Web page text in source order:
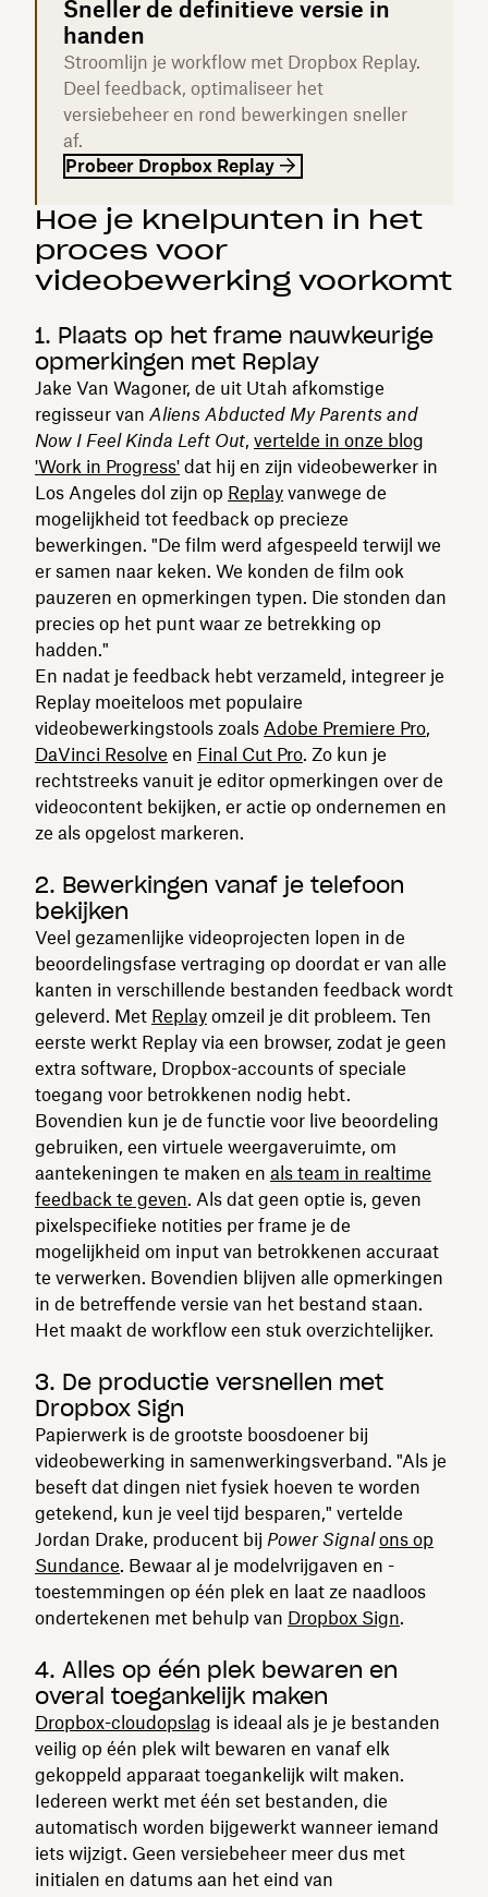
Sneller de definitieve versie in
handen
Stroomlijn je workflow met Dropbox Replay.
Deel feedback, optimaliseer het
versiebeheer en rond bewerkingen sneller
af.
Probeer Dropbox Replay
Hoe je knelpunten in het
proces voor
videobewerking voorkomt
1. Plaats op het frame nauwkeurige
opmerkingen met Replay
Jake Van Wagoner, de uit Utah afkomstige
regisseur van Aliens Abducted My Parents and
Now I Feel Kinda Left Out, vertelde in onze blog
'Work in Progress' dat hij en zijn videobewerker in
Los Angeles dol zijn op Replay vanwege de
mogelijkheid tot feedback op precieze
bewerkingen. "De film werd afgespeeld terwijl we
er samen naar keken. We konden de film ook
pauzeren en opmerkingen typen. Die stonden dan
precies op het punt waar ze betrekking op
hadden."
En nadat je feedback hebt verzameld, integreer je
Replay moeiteloos met populaire
videobewerkingstools zoals Adobe Premiere Pro,
DaVinci Resolve en Final Cut Pro. Zo kun je
rechtstreeks vanuit je editor opmerkingen over de
videocontent bekijken, er actie op ondernemen en
ze als opgelost markeren.
2. Bewerkingen vanaf je telefoon
bekijken
Veel gezamenlijke videoprojecten lopen in de
beoordelingsfase vertraging op doordat er van alle
kanten in verschillende bestanden feedback wordt
geleverd. Met Replay omzeil je dit probleem. Ten
eerste werkt Replay via een browser, zodat je geen
extra software, Dropbox-accounts of speciale
toegang voor betrokkenen nodig hebt.
Bovendien kun je de functie voor live beoordeling
gebruiken, een virtuele weergaveruimte, om
aantekeningen te maken en als team in realtime
feedback te geven. Als dat geen optie is, geven
pixelspecifieke notities per frame je de
mogelijkheid om input van betrokkenen accuraat
te verwerken. Bovendien blijven alle opmerkingen
in de betreffende versie van het bestand staan.
Het maakt de workflow een stuk overzichtelijker.
3. De productie versnellen met
Dropbox Sign
Papierwerk is de grootste boosdoener bij
videobewerking in samenwerkingsverband. "Als je
beseft dat dingen niet fysiek hoeven te worden
getekend, kun je veel tijd besparen," vertelde
Jordan Drake, producent bij Power Signal ons op
Sundance. Bewaar al je modelvrijgaven en -
toestemmingen op één plek en laat ze naadloos
ondertekenen met behulp van Dropbox Sign.
4. Alles op één plek bewaren en
overal toegankelijk maken
Dropbox-cloudopslag is ideaal als je je bestanden
veilig op één plek wilt bewaren en vanaf elk
gekoppeld apparaat toegankelijk wilt maken.
Iedereen werkt met één set bestanden, die
automatisch worden bijgewerkt wanneer iemand
iets wijzigt. Geen versiebeheer meer dus met
initialen en datums aan het eind van